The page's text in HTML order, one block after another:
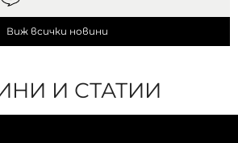
Виж всички новини
И СТАТИИ